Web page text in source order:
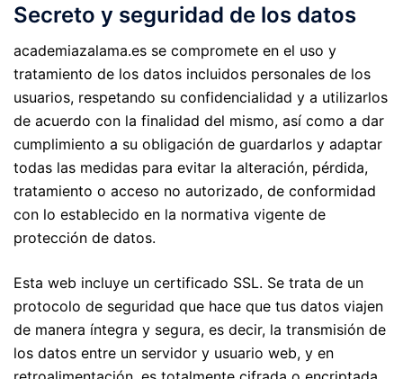
Secreto y seguridad de los datos
academiazalama.es se compromete en el uso y
tratamiento de los datos incluidos personales de los
usuarios, respetando su confidencialidad y a utilizarlos
de acuerdo con la finalidad del mismo, así como a dar
cumplimiento a su obligación de guardarlos y adaptar
todas las medidas para evitar la alteración, pérdida,
tratamiento o acceso no autorizado, de conformidad
con lo establecido en la normativa vigente de
protección de datos.
Esta web incluye un certificado SSL. Se trata de un
protocolo de seguridad que hace que tus datos viajen
de manera íntegra y segura, es decir, la transmisión de
los datos entre un servidor y usuario web, y en